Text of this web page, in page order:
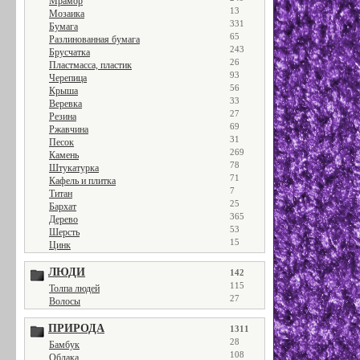
Мозаика 13
Бумага 331
Разлинованная бумага 65
Брусчатка 243
Пластмасса, пластик 26
Черепица 93
Крыша 56
Веревка 33
Резина 27
Ржавчина 69
Песок 31
Камень 269
Штукатурка 78
Кафель и плитка 71
Титан 7
Бархат 25
Дерево 365
Шерсть 53
Цинк 15
ЛЮДИ 142
Толпа людей 115
Волосы 27
ПРИРОДА 1311
Бамбук 28
Облака 108